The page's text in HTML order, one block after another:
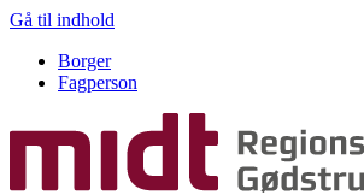
Gå til indhold
Borger
Fagperson